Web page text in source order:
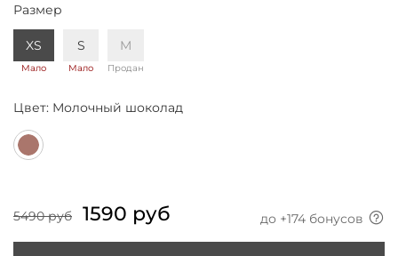
Размер
XS
Мало
S
Мало
M
Продан
Цвет: Молочный шоколад
5490 руб 1590 руб до +174 бонусов